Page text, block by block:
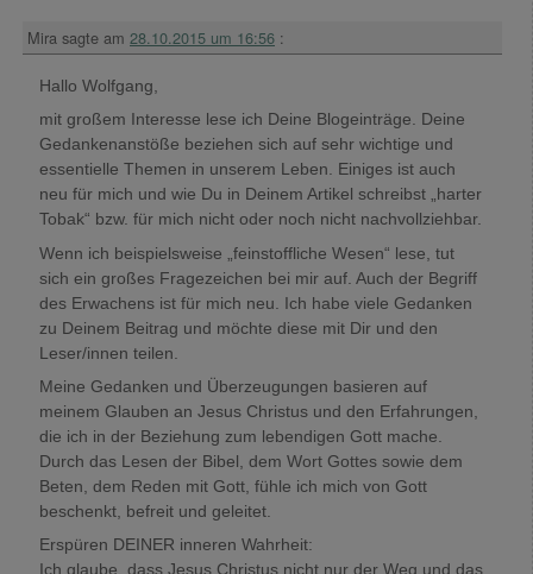
Mira sagte am 28.10.2015 um 16:56 :
Hallo Wolfgang,
mit großem Interesse lese ich Deine Blogeinträge. Deine
Gedankenanstöße beziehen sich auf sehr wichtige und
essentielle Themen in unserem Leben. Einiges ist auch
neu für mich und wie Du in Deinem Artikel schreibst „harter
Tobak“ bzw. für mich nicht oder noch nicht nachvollziehbar.
Wenn ich beispielsweise „feinstoffliche Wesen“ lese, tut
sich ein großes Fragezeichen bei mir auf. Auch der Begriff
des Erwachens ist für mich neu. Ich habe viele Gedanken
zu Deinem Beitrag und möchte diese mit Dir und den
Leser/innen teilen.
Meine Gedanken und Überzeugungen basieren auf
meinem Glauben an Jesus Christus und den Erfahrungen,
die ich in der Beziehung zum lebendigen Gott mache.
Durch das Lesen der Bibel, dem Wort Gottes sowie dem
Beten, dem Reden mit Gott, fühle ich mich von Gott
beschenkt, befreit und geleitet.
Erspüren DEINER inneren Wahrheit:
Ich glaube, dass Jesus Christus nicht nur der Weg und das